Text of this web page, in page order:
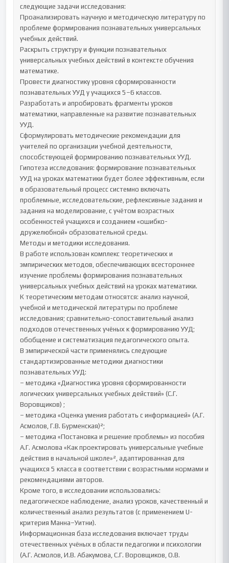
следующие задачи исследования:
Проанализировать научную и методическую литературу по
проблеме формирования познавательных универсальных
учебных действий.
Раскрыть структуру и функции познавательных
универсальных учебных действий в контексте обучения
математике.
Провести диагностику уровня сформированности
познавательных УУД у учащихся 5–6 классов.
Разработать и апробировать фрагменты уроков
математики, направленные на развитие познавательных
УУД.
Сформулировать методические рекомендации для
учителей по организации учебной деятельности,
способствующей формированию познавательных УУД.
Гипотеза исследования: формирование познавательных
УУД на уроках математики будет более эффективным, если
в образовательный процесс системно включать
проблемные, исследовательские, рефлексивные задания и
задания на моделирование, с учётом возрастных
особенностей учащихся и созданием «ошибко-
дружелюбной» образовательной среды.
Методы и методики исследования.
В работе использован комплекс теоретических и
эмпирических методов, обеспечивающих всестороннее
изучение проблемы формирования познавательных
универсальных учебных действий на уроках математики.
К теоретическим методам относятся: анализ научной,
учебной и методической литературы по проблеме
исследования; сравнительно-сопоставительный анализ
подходов отечественных учёных к формированию УУД;
обобщение и систематизация педагогического опыта.
В эмпирической части применялись следующие
стандартизированные методики диагностики
познавательных УУД:
– методика «Диагностика уровня сформированности
логических универсальных учебных действий» (С.Г.
Воровщиков) ;
– методика «Оценка умения работать с информацией» (А.Г.
Асмолов, Г.В. Бурменская)²;
– методика «Постановка и решение проблемы» из пособия
А.Г. Асмолова «Как проектировать универсальные учебные
действия в начальной школе»², адаптированная для
учащихся 5 класса в соответствии с возрастными нормами и
рекомендациями авторов.
Кроме того, в исследовании использовались:
педагогическое наблюдение, анализ уроков, качественный и
количественный анализ результатов (с применением U-
критерия Манна–Уитни).
Информационная база исследования включает труды
отечественных учёных в области педагогики и психологии
(А.Г. Асмолов, И.В. Абакумова, С.Г. Воровщиков, О.В.